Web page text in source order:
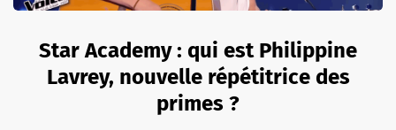
Star Academy : qui est Philippine
Lavrey, nouvelle répétitrice des
primes ?